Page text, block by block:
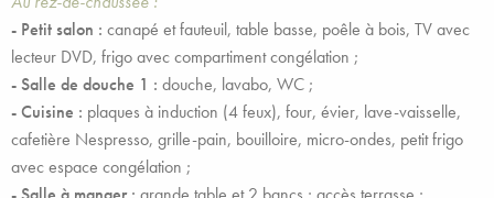
- Petit salon : canapé et fauteuil, table basse, poêle à bois, TV avec
lecteur DVD, frigo avec compartiment congélation ;
- Salle de douche 1 : douche, lavabo, WC ;
- Cuisine : plaques à induction (4 feux), four, évier, lave-vaisselle,
cafetière Nespresso, grille-pain, bouilloire, micro-ondes, petit frigo
avec espace congélation ;